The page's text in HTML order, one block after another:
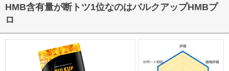
HMB含有量が断トツ1位なのはバルクアップHMBプ
ロ